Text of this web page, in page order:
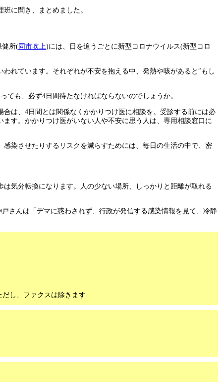
に聞き、まとめました。
健所(同市吹上)には、日を追うごとに新型コロナウイルス(新型コロ
れています。それぞれが不安を抱える中、発熱や咳があると″もし
も、必ず4日間待たなければならないのでしょうか。
は、4日間とは関係なくかかりつけ医に相談を。受診する前には必
す。かかりつけ医がいない人や不安に思う人は、専用相談窓口に
染させたりするリスクを減らすためには、毎日の生活の中で、密
気分転換になります。人の少ない場所、しっかりと距離が取れる
さんは「デマに惑わされず、行政が発信する感染情報を見て、冷静
し、ファクスは除きます